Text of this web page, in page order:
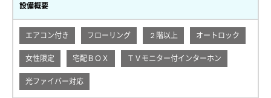
設備概要
エアコン付き フローリング ２階以上 オートロック
女性限定 宅配ＢＯＸ ＴＶモニター付インターホン
光ファイバー対応